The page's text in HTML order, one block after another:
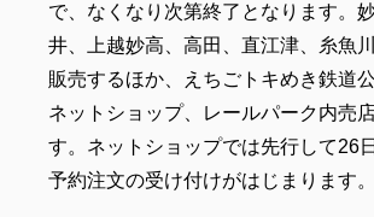
で、なくなり次第終了となります。
井、上越妙高、高田、直江津、糸魚
販売するほか、えちごトキめき鉄道
ネットショップ、レールパーク内売
す。ネットショップでは先行して26
予約注文の受け付けがはじまります。